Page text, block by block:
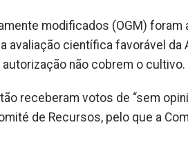
modificados (OGM)
avaliação científica favorável da
não cobrem o cultivo.
receberam votos de “sem
de Recursos, pelo que a